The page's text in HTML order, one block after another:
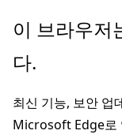
주
콘
츠
로
이 브라우저
다.
최신 기능, 보안 업
Microsoft Edge로